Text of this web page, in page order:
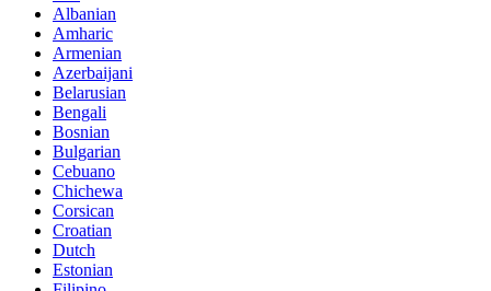
Albanian
Amharic
Armenian
Azerbaijani
Belarusian
Bengali
Bosnian
Bulgarian
Cebuano
Chichewa
Corsican
Croatian
Dutch
Estonian